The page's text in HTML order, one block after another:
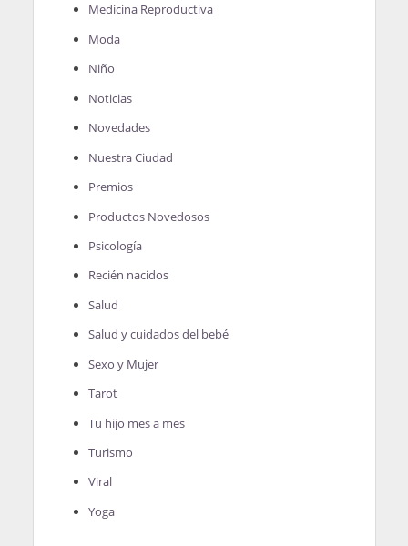
Medicina Reproductiva
Moda
Niño
Noticias
Novedades
Nuestra Ciudad
Premios
Productos Novedosos
Psicología
Recién nacidos
Salud
Salud y cuidados del bebé
Sexo y Mujer
Tarot
Tu hijo mes a mes
Turismo
Viral
Yoga